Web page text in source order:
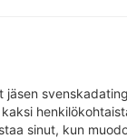
jäsen
sinut, kun